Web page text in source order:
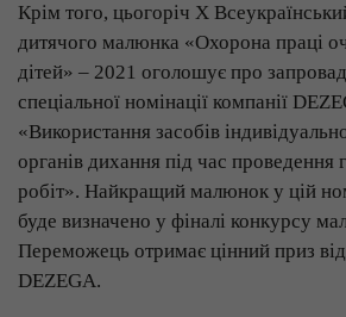
Крім того, цьогоріч X
дитячого малюнка «Охорона праці
дітей» – 2021 оголошує про
спеціальної номінації компанії
«Використання засобів
органів дихання під час проведення
робіт». Найкращий малюнок у цій
буде визначено у фіналі конкурсу
Переможець отримає цінний приз від
DEZEGA.